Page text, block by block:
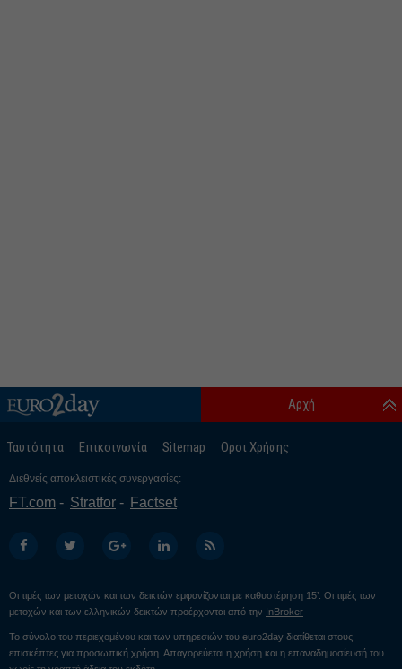
Ταυτότητα Επικοινωνία Sitemap Οροι Χρήσης
Αρχή
Διεθνείς αποκλειστικές συνεργασίες:
FT.com Stratfor Factset
Οι τιμές των μετοχών και των δεικτών εμφανίζονται με καθυστέρηση 15’. Οι τιμές των
μετοχών και των ελληνικών δεικτών προέρχονται από την InBroker
Το σύνολο του περιεχομένου και των υπηρεσιών του euro2day διατίθεται στους
επισκέπτες για προσωπική χρήση. Απαγορεύεται η χρήση και η επαναδημοσίευσή του